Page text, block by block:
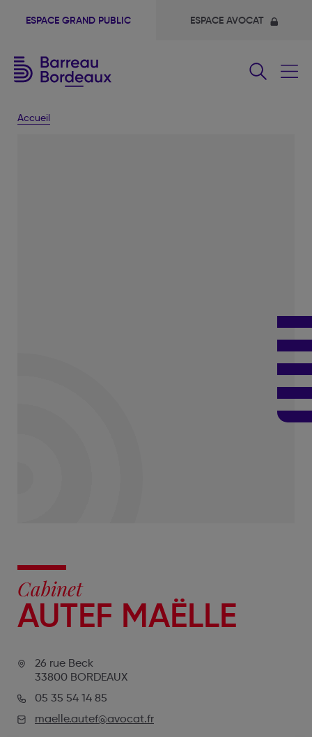
ESPACE GRAND PUBLIC ESPACE AVOCAT
Accueil
Cabinet
AUTEF MAËLLE
26 rue Beck
33800 BORDEAUX
05 35 54 14 85
maelle.autef@avocat.fr